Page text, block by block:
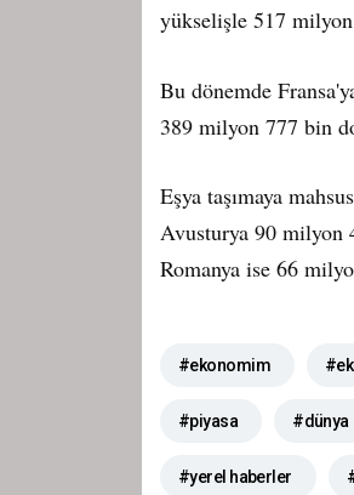
yükselişle 517
Bu dönemde
389 milyon 777 bin
Eşya taşımaya
Avusturya 90 milyon
Romanya ise 66
#ekonomim
#piyasa #dünya
#yerel haberler